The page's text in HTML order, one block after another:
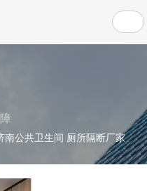
南公共卫生间 厕所隔断厂家